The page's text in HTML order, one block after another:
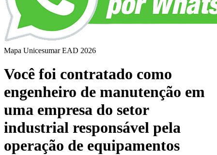
Mapa Unicesumar EAD 2026
Você foi contratado como
engenheiro de manutenção em
uma empresa do setor
industrial responsável pela
operação de equipamentos